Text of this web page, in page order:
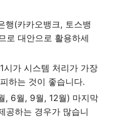
행(카카오뱅크, 토스뱅
로 대안으로 활용하세
시가 시스템 처리가 가장
하는 것이 좋습니다.
, 6월, 9월, 12월) 마지막
공하는 경우가 많습니